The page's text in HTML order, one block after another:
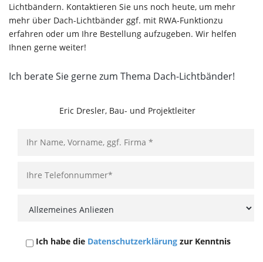
Lichtbändern. Kontaktieren Sie uns noch heute, um mehr
mehr über Dach-Lichtbänder ggf. mit RWA-Funktionzu
erfahren oder um Ihre Bestellung aufzugeben. Wir helfen
Ihnen gerne weiter!
Ich berate Sie gerne zum Thema Dach-Lichtbänder!
Eric Dresler, Bau- und Projektleiter
Ich habe die Datenschutzerklärung zur Kenntnis